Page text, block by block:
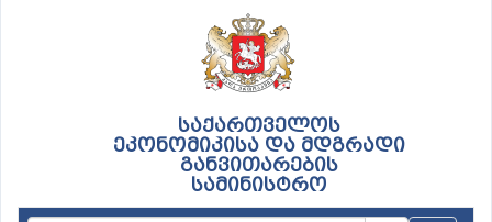
საქართველოს
ეკონომიკისა და მდგრადი
განვითარების
სამინისტრო